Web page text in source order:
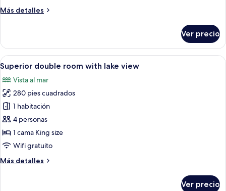
with
Más detalles
Más
double
room
with
forest
view
Ver precio
Abrir
todas
las
fotos
de
Superior
double
room
lake
Habitación de hotel con una mesa
4
Superior double room with lake view
Vista al mar
280 pies cuadrados
1 habitación
4 personas
1 cama King size
Wifi gratuito
Más detalles
Más
Ver precio